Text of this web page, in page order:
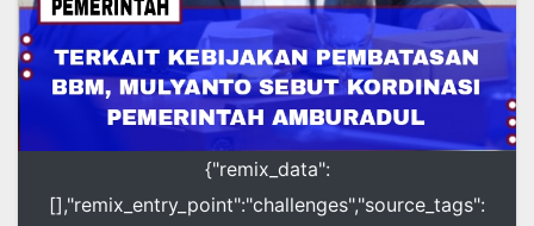
{"remix_data":
[],"remix_entry_point":"challenges","source_tags":